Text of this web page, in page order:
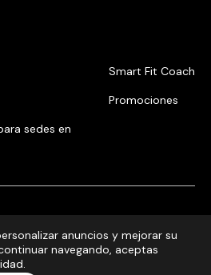
Smart Fit Coach
Promociones
sedes en
anuncios y mejorar su
navegando, aceptas